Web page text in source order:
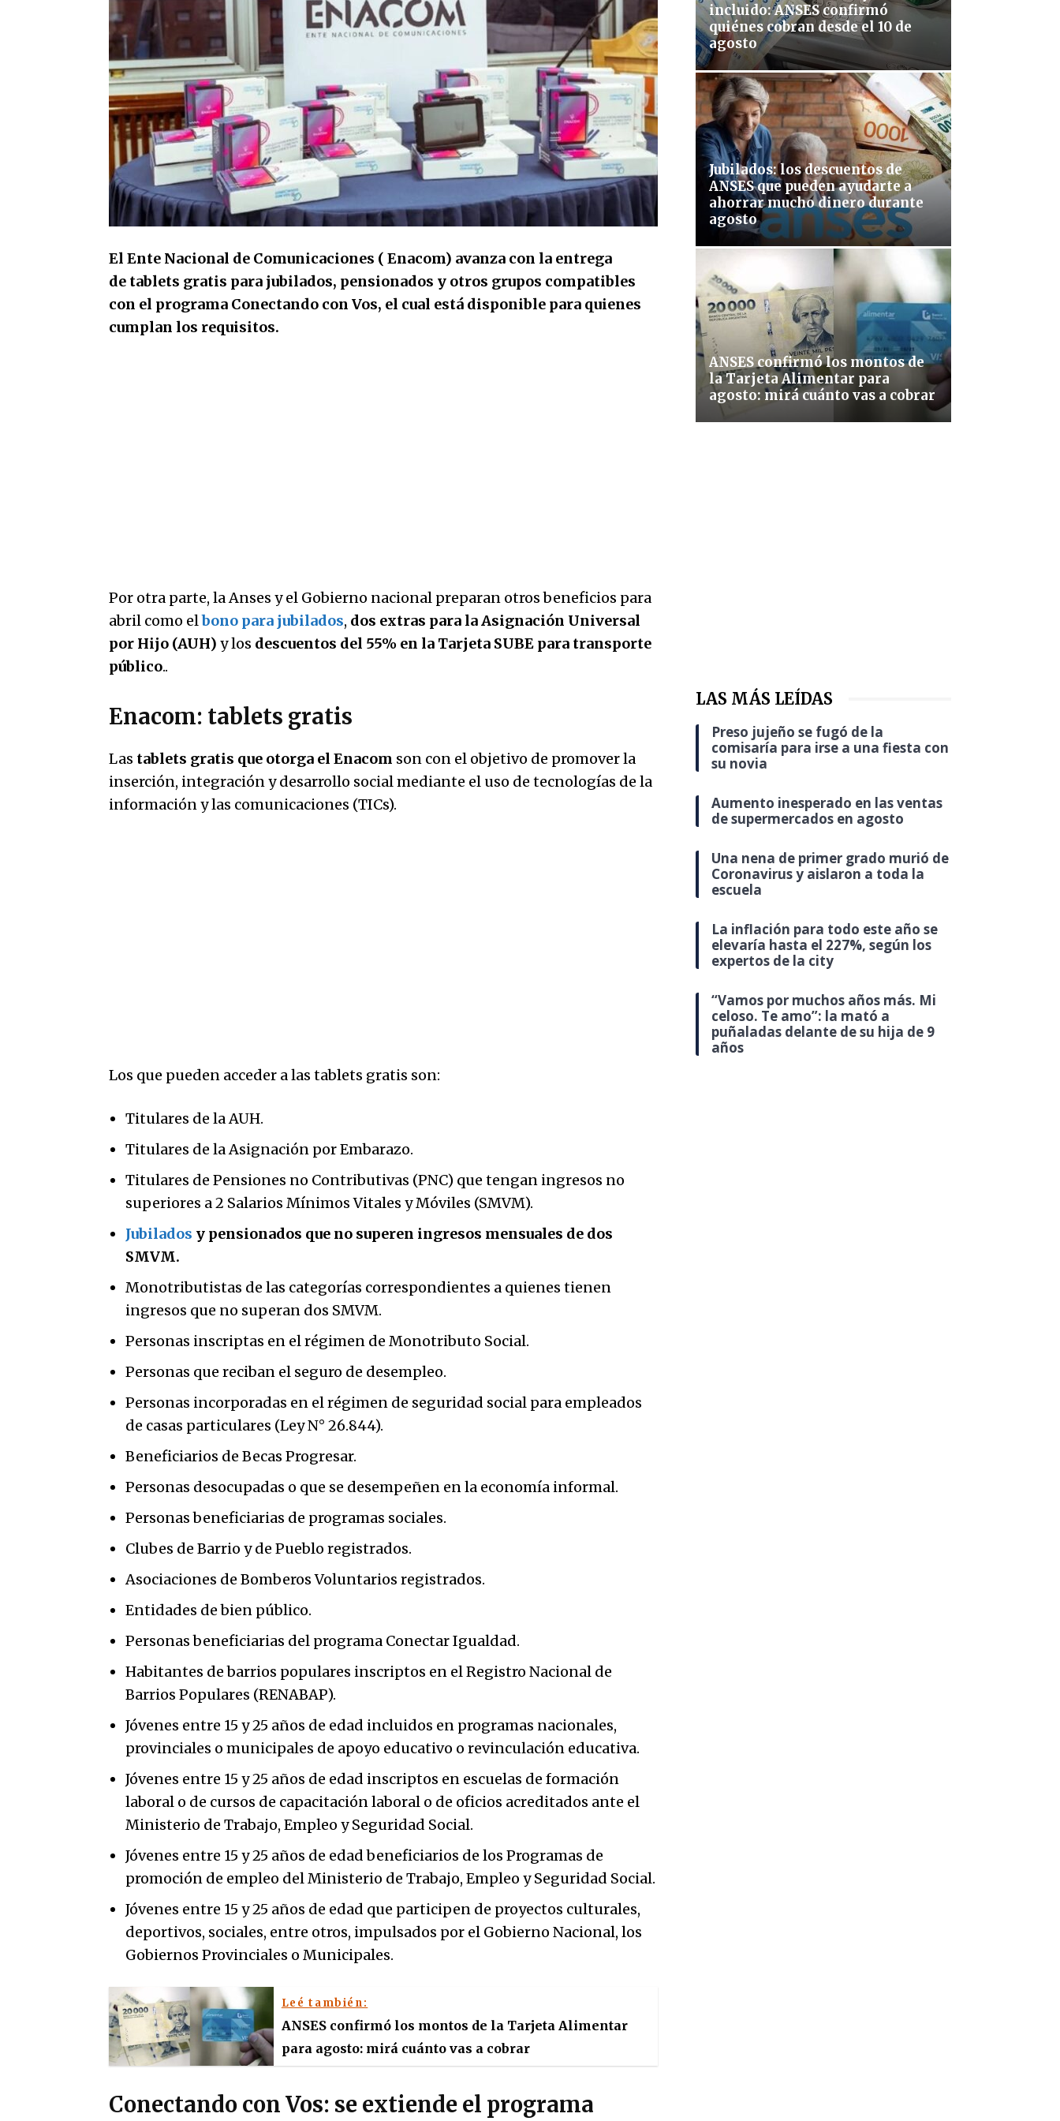
El Ente Nacional de Comunicaciones ( Enacom) avanza con la entrega
de tablets gratis para jubilados, pensionados y otros grupos compatibles
con el programa Conectando con Vos, el cual está disponible para quienes
cumplan los requisitos.
Por otra parte, la Anses y el Gobierno nacional preparan otros beneficios para
abril como elbono para jubilados, dos extras para la Asignación Universal
por Hijo (AUH) y los descuentos del 55% en la Tarjeta SUBE para transporte
público..
Enacom: tablets gratis
Las tablets gratis que otorga el Enacom son con el objetivo de promover la
inserción, integración y desarrollo social mediante el uso de tecnologías de la
información y las comunicaciones (TICs).
Los que pueden acceder a las tablets gratis son:
Titulares de la AUH.
Titulares de la Asignación por Embarazo.
Titulares de Pensiones no Contributivas (PNC) que tengan ingresos no
superiores a 2 Salarios Mínimos Vitales y Móviles (SMVM).
Jubilados y pensionados que no superen ingresos mensuales de dos
SMVM.
Monotributistas de las categorías correspondientes a quienes tienen
ingresos que no superan dos SMVM.
Personas inscriptas en el régimen de Monotributo Social.
Personas que reciban el seguro de desempleo.
Personas incorporadas en el régimen de seguridad social para empleados
de casas particulares (Ley N° 26.844).
Beneficiarios de Becas Progresar.
Personas desocupadas o que se desempeñen en la economía informal.
Personas beneficiarias de programas sociales.
Clubes de Barrio y de Pueblo registrados.
Asociaciones de Bomberos Voluntarios registrados.
Entidades de bien público.
Personas beneficiarias del programa Conectar Igualdad.
Habitantes de barrios populares inscriptos en el Registro Nacional de
Barrios Populares (RENABAP).
Jóvenes entre 15 y 25 años de edad incluidos en programas nacionales,
provinciales o municipales de apoyo educativo o revinculación educativa.
Jóvenes entre 15 y 25 años de edad inscriptos en escuelas de formación
laboral o de cursos de capacitación laboral o de oficios acreditados ante el
Ministerio de Trabajo, Empleo y Seguridad Social.
Jóvenes entre 15 y 25 años de edad beneficiarios de los Programas de
promoción de empleo del Ministerio de Trabajo, Empleo y Seguridad Social.
Jóvenes entre 15 y 25 años de edad que participen de proyectos culturales,
deportivos, sociales, entre otros, impulsados por el Gobierno Nacional, los
Gobiernos Provinciales o Municipales.
Leé también:
ANSES confirmó los montos de la Tarjeta Alimentar
para agosto: mirá cuánto vas a cobrar
Conectando con Vos: se extiende el programa
incluido: ANSES confirmó
quiénes cobran desde el 10 de
agosto
Jubilados: los descuentos de
ANSES que pueden ayudarte a
ahorrar mucho dinero durante
agosto
ANSES confirmó los montos de
la Tarjeta Alimentar para
agosto: mirá cuánto vas a cobrar
LAS MÁS LEÍDAS
Preso jujeño se fugó de la
comisaría para irse a una fiesta con
su novia
Aumento inesperado en las ventas
de supermercados en agosto
Una nena de primer grado murió de
Coronavirus y aislaron a toda la
escuela
La inflación para todo este año se
elevaría hasta el 227%, según los
expertos de la city
“Vamos por muchos años más. Mi
celoso. Te amo”: la mató a
puñaladas delante de su hija de 9
años